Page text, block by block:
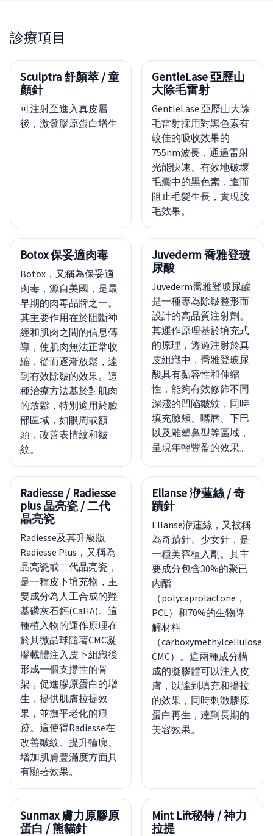
診療項目
Sculptra 舒顏萃 / 童
顏針
可注射至進入真皮層
後，激發膠原蛋白增生
GentleLase 亞歷山
大除毛雷射
GentleLase 亞歷山大除
毛雷射採用對黑色素有
較佳的吸收效果的
755nm波長，通過雷射
光能快速、有效地破壞
毛囊中的黑色素，進而
阻止毛髮生長，實現脫
毛效果。
Botox 保妥適肉毒
Botox，又稱為保妥適
肉毒，源自美國，是最
早期的肉毒品牌之一。
其主要作用在於阻斷神
經和肌肉之間的信息傳
導，使肌肉無法正常收
縮，從而逐漸放鬆，達
到有效除皺的效果。這
種治療方法基於對肌肉
的放鬆，特別適用於臉
部區域，如眼周或額
頭，改善表情紋和皺
紋。
Juvederm 喬雅登玻
尿酸
Juvederm喬雅登玻尿酸
是一種專為除皺整形而
設計的高品質注射劑。
其運作原理基於填充式
的原理，透過注射於真
皮組織中，喬雅登玻尿
酸具有黏容性和伸縮
性，能夠有效修飾不同
深淺的凹陷皺紋，同時
填充臉頰、嘴唇、下巴
以及雕塑鼻型等區域，
呈現年輕豐盈的效果。
Radiesse / Radiesse
plus 晶亮瓷 / 二代
晶亮瓷
Radiesse及其升級版
Radiesse Plus，又稱為
晶亮瓷或二代晶亮瓷，
是一種皮下填充物，主
要成分為人工合成的羥
基磷灰石鈣(CaHA)。這
種植入物的運作原理在
於其微晶球隨著CMC凝
膠載體注入皮下組織後
形成一個支撐性的骨
架，促進膠原蛋白的增
生，提供肌膚拉提效
果，並撫平老化的痕
跡。這使得Radiesse在
改善皺紋、提升輪廓、
增加肌膚豐滿度方面具
有顯著效果。
Ellanse 洢蓮絲 / 奇
蹟針
Ellanse洢蓮絲，又被稱
為奇蹟針、少女針，是
一種美容植入劑。其主
要成分包含30%的聚已
內酯
（polycaprolactone，
PCL）和70%的生物降
解材料
（carboxymethylcellulose，
CMC）。這兩種成分構
成的凝膠體可以注入皮
膚，以達到填充和提拉
的效果，同時刺激膠原
蛋白再生，達到長期的
美容效果。
Sunmax 膚力原膠原
蛋白 / 熊貓針
Mint Lift秘特 / 神力
拉提